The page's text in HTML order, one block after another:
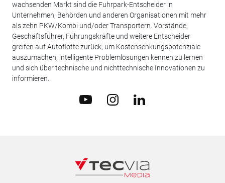
wachsenden Markt sind die Fuhrpark-Entscheider in
Unternehmen, Behörden und anderen Organisationen mit mehr
als zehn PKW/Kombi und/oder Transportern. Vorstände,
Geschäftsführer, Führungskräfte und weitere Entscheider
greifen auf Autoflotte zurück, um Kostensenkungspotenziale
auszumachen, intelligente Problemlösungen kennen zu lernen
und sich über technische und nichttechnische Innovationen zu
informieren.